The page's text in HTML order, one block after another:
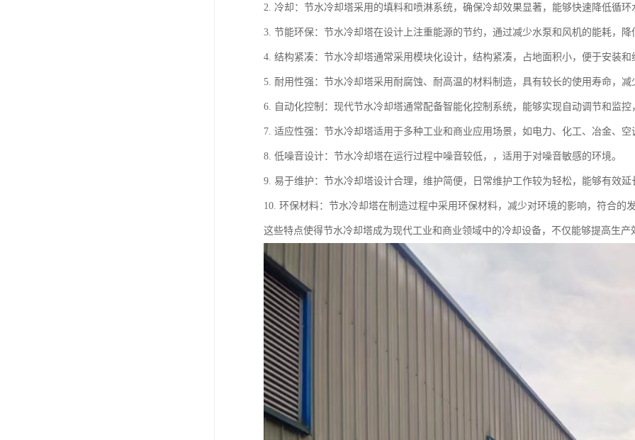
2. 冷却：节水冷却塔采用的填料和喷淋系统，确保冷却效果显著，能够快速降低循
3. 节能环保：节水冷却塔在设计上注重能源的节约，通过减少水泵和风机的能耗，
4. 结构紧凑：节水冷却塔通常采用模块化设计，结构紧凑，占地面积小，便于安装和
5. 耐用性强：节水冷却塔采用耐腐蚀、耐高温的材料制造，具有较长的使用寿命，
6. 自动化控制：现代节水冷却塔通常配备智能化控制系统，能够实现自动调节和监
7. 适应性强：节水冷却塔适用于多种工业和商业应用场景，如电力、化工、冶金、
8. 低噪音设计：节水冷却塔在运行过程中噪音较低，，适用于对噪音敏感的环境。
9. 易于维护：节水冷却塔设计合理，维护简便，日常维护工作较为轻松，能够有效
10. 环保材料：节水冷却塔在制造过程中采用环保材料，减少对环境的影响，符合的
这些特点使得节水冷却塔成为现代工业和商业领域中的冷却设备，不仅能够提高生